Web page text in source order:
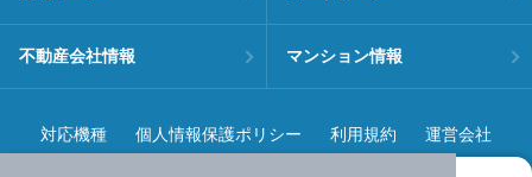
不動産会社情報 マンション情報
対応機種 個人情報保護ポリシー 利用規約 運営会社